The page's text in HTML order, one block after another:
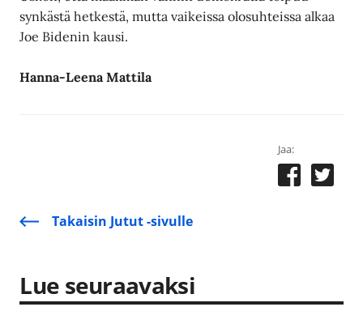
synkästä hetkestä, mutta vaikeissa olosuhteissa alkaa
Joe Bidenin kausi.
Hanna-Leena Mattila
Jaa:
Takaisin Jutut -sivulle
Lue seuraavaksi